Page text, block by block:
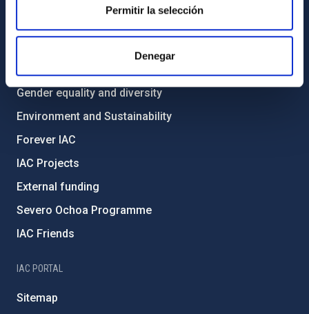
Permitir la selección
Denegar
Gender equality and diversity
Environment and Sustainability
Forever IAC
IAC Projects
External funding
Severo Ochoa Programme
IAC Friends
IAC PORTAL
Sitemap